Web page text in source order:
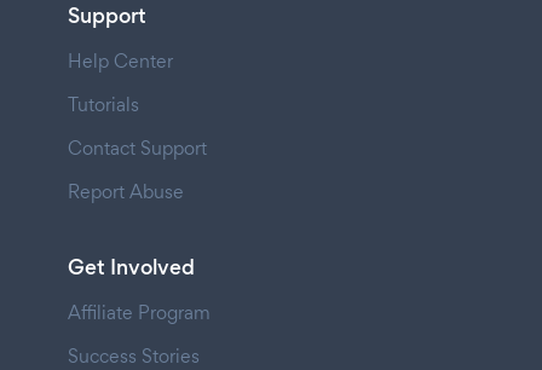
Support
Help Center
Tutorials
Contact Support
Report Abuse
Get Involved
Affiliate Program
Success Stories